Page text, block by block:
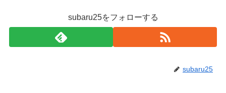
subaru25をフォローする
subaru25